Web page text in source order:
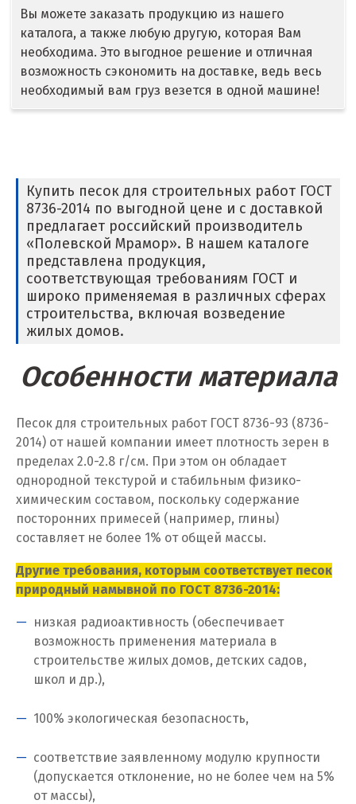
Воскресенск
Дегтярск
Дмитров
Дубна
Е
Егорьевск
Екатеринбург
Жуковский
И
Иваново
Ивантеевка
Ижевск
Иркутск
Ишим
Калининград
Вы можете заказать продукцию из нашего
каталога, а также любую другую, которая Вам
необходима. Это выгодное решение и отличная
возможность сэкономить на доставке, ведь весь
необходимый вам груз везется в одной машине!
Купить песок для строительных работ ГОСТ
8736-2014 по выгодной цене и с доставкой
предлагает российский производитель
«Полевской Мрамор». В нашем каталоге
представлена продукция,
соответствующая требованиям ГОСТ и
широко применяемая в различных сферах
строительства, включая возведение
жилых домов.
Особенности материала
Песок для строительных работ ГОСТ 8736-93 (8736-
2014) от нашей компании имеет плотность зерен в
пределах 2.0-2.8 г/см. При этом он обладает
однородной текстурой и стабильным физико-
химическим составом, поскольку содержание
посторонних примесей (например, глины)
составляет не более 1% от общей массы.
Другие требования, которым соответствует песок
природный намывной по ГОСТ 8736-2014:
низкая радиоактивность (обеспечивает
возможность применения материала в
строительстве жилых домов, детских садов,
школ и др.),
100% экологическая безопасность,
соответствие заявленному модулю крупности
(допускается отклонение, но не более чем на 5%
от массы),